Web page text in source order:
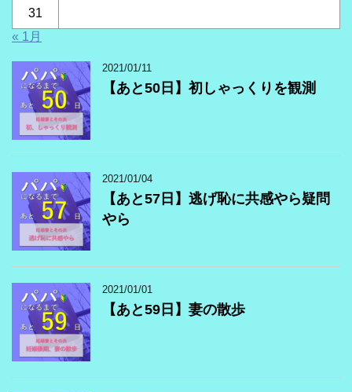
31
« 1月
2021/01/11
【あと50日】初しゃっくりを観測
2021/01/04
【あと57日】逃げ恥に共感やら疑問
やら
2021/01/01
【あと59日】妻の散歩